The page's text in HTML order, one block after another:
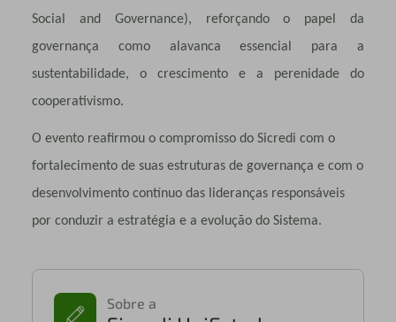
Social and Governance), reforçando o papel da
governança como alavanca essencial para a
sustentabilidade, o crescimento e a perenidade do
cooperativismo.
O evento reafirmou o compromisso do Sicredi com o
fortalecimento de suas estruturas de governança e com o
desenvolvimento contínuo das lideranças responsáveis
por conduzir a estratégia e a evolução do Sistema.
Sobre a